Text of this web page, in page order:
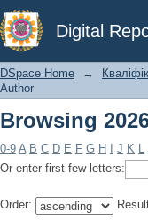
Digital
Browsing
DSpace Home →
Author
Browsing
0-9 A B C D E F G H J K L
Or enter first few letters:
Order: